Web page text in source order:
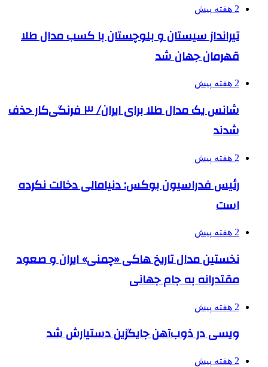
2 هفته پیش
تیرانداز سیستان و بلوچستان با کسب مدال طلا
قهرمان جهان شد
2 هفته پیش
شانس یک مدال طلا برای ایران/ ۳ فرنگی‌کار حذف
شدند
2 هفته پیش
رئیس فدراسیون بوکس: دنیامالی دخالت نکرده
است
2 هفته پیش
نخستین مدال تاریخ هاکی «چمنی» ایران و صعود
مقتدرانه به جام جهانی
2 هفته پیش
ویسی در ذوب‌آهن جایگزین دستیارش شد
2 هفته پیش